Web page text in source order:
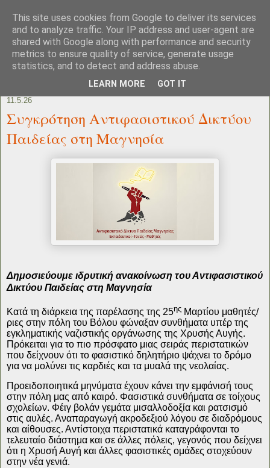
11.5.26
Συγκρότηση Αντιφασιστικού Δικτύου
Παιδείας στη Μαγνησία
Δημοσιεύουμε ιδρυτική ανακοίνωση του Αντιφασιστικού
Δικτύου Παιδείας στη Μαγνησία
Κατά τη διάρκεια της παρέλασης της 25ης Μαρτίου μαθητές/
ριες στην πόλη του Βόλου φώναξαν συνθήματα υπέρ της
εγκληματικής ναζιστικής οργάνωσης της Χρυσής Αυγής.
Πρόκειται για το πιο πρόσφατο μιας σειράς περιστατικών
που δείχνουν ότι το φασιστικό δηλητήριο ψάχνει το δρόμο
για να μολύνει τις καρδιές και τα μυαλά της νεολαίας.
Προειδοποιητικά μηνύματα έχουν κάνει την εμφάνισή τους
στην πόλη μας από καιρό. Φασιστικά συνθήματα σε τοίχους
σχολείων. Φέιγ βολάν γεμάτα μισαλλοδοξία και ρατσισμό
στις αυλές. Αναπαραγωγή ακροδεξιού λόγου σε διαδρόμους
και αίθουσες. Αντίστοιχα περιστατικά καταγράφονται το
τελευταίο διάστημα και σε άλλες πόλεις, γεγονός που δείχνει
ότι η Χρυσή Αυγή και άλλες φασιστικές ομάδες στοχεύουν
στην νέα γενιά.
This site uses cookies from Google to deliver its services
and to analyze traffic. Your IP address and user-agent are
shared with Google along with performance and security
metrics to ensure quality of service, generate usage
statistics, and to detect and address abuse.
LEARN MORE GOT IT